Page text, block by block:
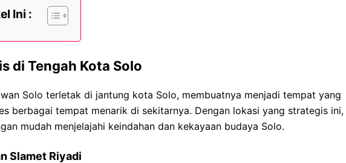
Ini :
di Tengah Kota Solo
Solo terletak di jantung kota Solo, membuatnya menjadi tempat yang
berbagai tempat menarik di sekitarnya. Dengan lokasi yang strategis ini,
mudah menjelajahi keindahan dan kekayaan budaya Solo.
Slamet Riyadi